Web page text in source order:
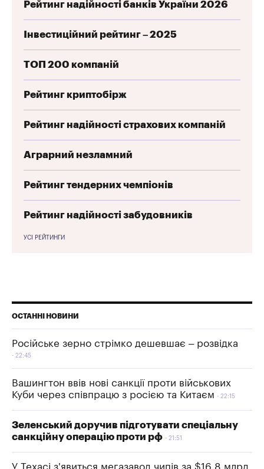
Рейтинг надійності банків України 2026
Інвестиційний рейтинг – 2025
ТОП 200 компаній
Рейтинг криптобірж
Рейтинг надійності страхових компаній
Аграрний незламний
Рейтинг тендерних чемпіонів
Рейтинг надійності забудовників
УСІ РЕЙТИНГИ
ОСТАННІ НОВИНИ
Російське зерно стрімко дешевшає – розвідка
22:45
Вашингтон ввів нові санкції проти військових
Куби через співпрацю з росією та Китаєм
22:15
Зеленський доручив підготувати спеціальну
санкційну операцію проти рф
21:51
У Техасі з'явиться мегазавод чипів за $16,8 млрд